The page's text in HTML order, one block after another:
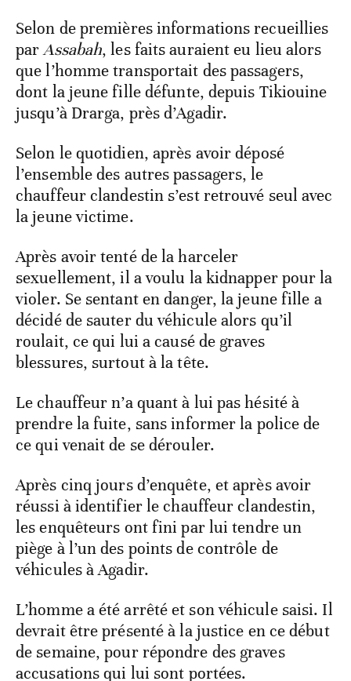
Selon de premières informations recueillies
parAssabah, les faits auraient eu lieu alors
que l’homme transportait des passagers,
dont la jeune fille défunte, depuis Tikiouine
jusqu’à Drarga, près d’Agadir.
Selon le quotidien, après avoir déposé
l’ensemble des autres passagers, le
chauffeur clandestin s’est retrouvé seul avec
la jeune victime.
Après avoir tenté de la harceler
sexuellement, il a voulu la kidnapper pour la
violer. Se sentant en danger, la jeune fille a
décidé de sauter du véhicule alors qu’il
roulait, ce qui lui a causé de graves
blessures, surtout à la tête.
Le chauffeur n’a quant à lui pas hésité à
prendre la fuite, sans informer la police de
ce qui venait de se dérouler.
Après cinq jours d’enquête, et après avoir
réussi à identifier le chauffeur clandestin,
les enquêteurs ont fini par lui tendre un
piège à l’un des points de contrôle de
véhicules à Agadir.
L’homme a été arrêté et son véhicule saisi. Il
devrait être présenté à la justice en ce début
de semaine, pour répondre des graves
accusations qui lui sont portées.